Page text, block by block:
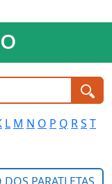
L M N O P Q RS T